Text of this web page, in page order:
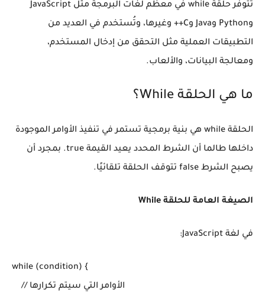
تتوفر حلقة while في معظم لغات البرمجة مثل JavaScript
وPython وJava وC++ وغيرها، وتُستخدم في العديد من
التطبيقات العملية مثل التحقق من إدخال المستخدم،
ومعالجة البيانات، والألعاب.
ما هي الحلقة While؟
الحلقة while هي بنية برمجية تستمر في تنفيذ الأوامر الموجودة
داخلها طالما أن الشرط المحدد يعيد القيمة true. بمجرد أن
يصبح الشرط false تتوقف الحلقة تلقائيًا.
الصيغة العامة للحلقة While
في لغة JavaScript:
while (condition) {
    // الأوامر التي سيتم تكرارها